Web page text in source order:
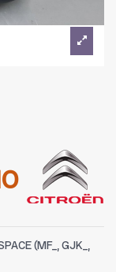
(MF_, GJK_,